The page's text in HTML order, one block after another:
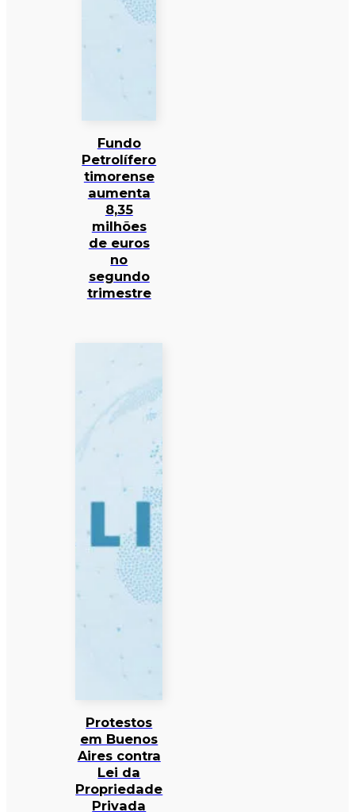
Fundo
Petrolífero
timorense
aumenta
8,35
milhões
de euros
no
segundo
trimestre
Protestos
em Buenos
Aires contra
Lei da
Propriedade
Privada